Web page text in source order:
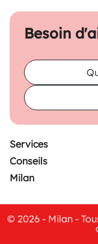
Besoin
Services
Conseils
Milan
© 2026 - Milan -